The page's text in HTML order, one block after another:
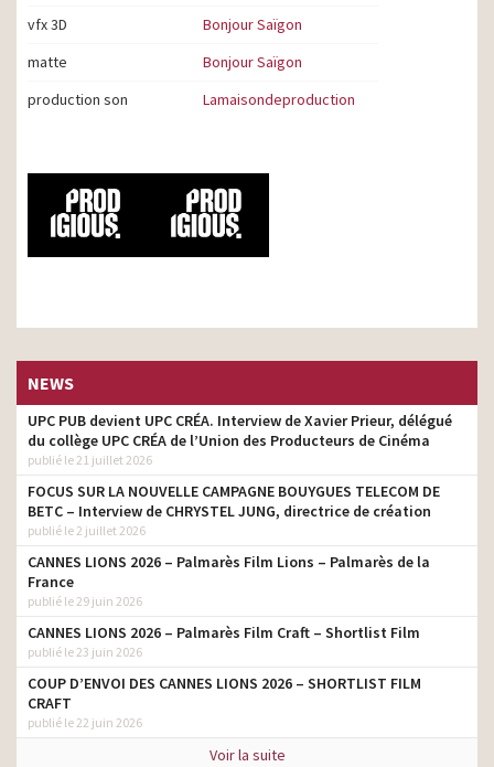
vfx 3D
Bonjour Saïgon
matte
Bonjour Saïgon
production son
Lamaisondeproduction
NEWS
UPC PUB devient UPC CRÉA. Interview de Xavier Prieur, délégué
du collège UPC CRÉA de l’Union des Producteurs de Cinéma
publié le 21 juillet 2026
FOCUS SUR LA NOUVELLE CAMPAGNE BOUYGUES TELECOM DE
BETC – Interview de CHRYSTEL JUNG, directrice de création
publié le 2 juillet 2026
CANNES LIONS 2026 – Palmarès Film Lions – Palmarès de la
France
publié le 29 juin 2026
CANNES LIONS 2026 – Palmarès Film Craft – Shortlist Film
publié le 23 juin 2026
COUP D’ENVOI DES CANNES LIONS 2026 – SHORTLIST FILM
CRAFT
publié le 22 juin 2026
Voir la suite